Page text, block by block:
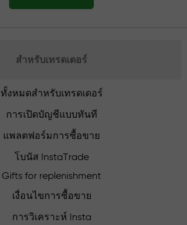
สำหรับเทรดเดอร์
ทั้งหมดสำหรับเทรดเดอร์
การเปิดบัญชีแบบทันที
แพลตฟอร์มการซื้อขาย
โบนัส InstaTrade
Gifts for replenishment
เงื่อนไขการซื้อขาย
การวิเคราะห์ Insta